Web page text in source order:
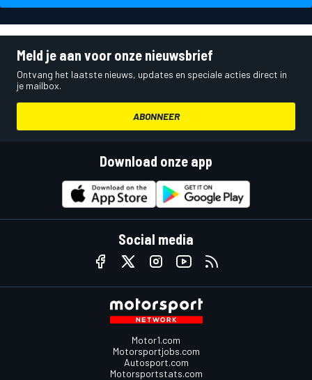
Meld je aan voor onze nieuwsbrief
Ontvang het laatste nieuws, updates en speciale acties direct in
je mailbox.
ABONNEER
Download onze app
Social media
Motor1.com
Motorsportjobs.com
Autosport.com
Motorsportstats.com